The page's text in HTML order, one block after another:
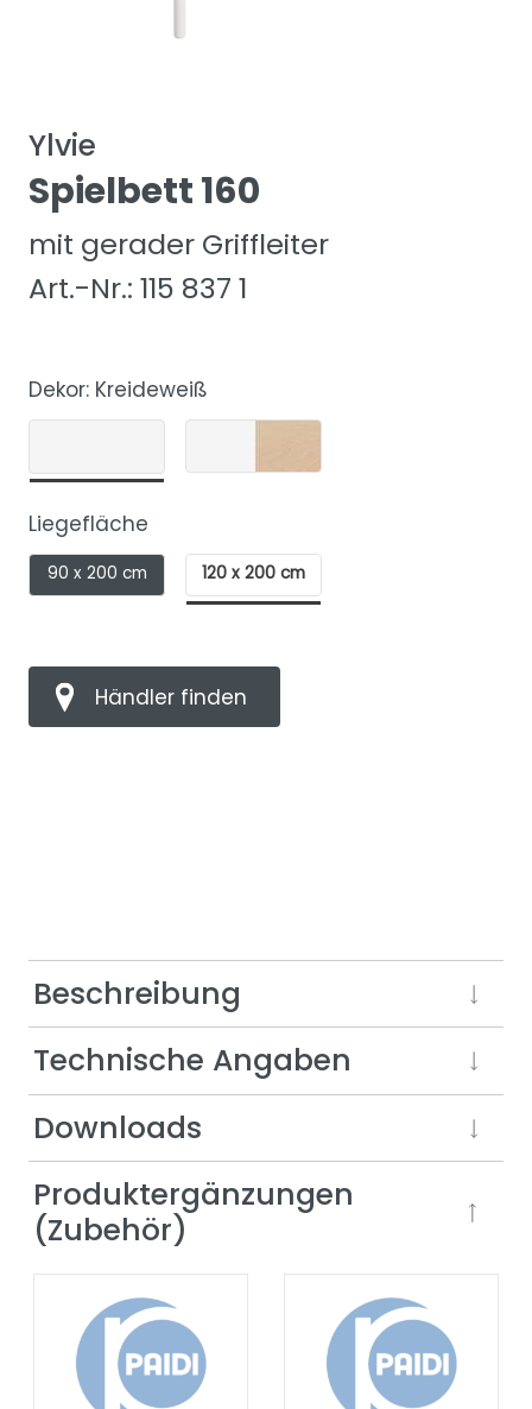
Ylvie
Spielbett 160
mit gerader Griffleiter
Art.-Nr.: 115 837 1
Dekor: Kreideweiß
Liegefläche
90 x 200 cm 120 x 200 cm
Händler finden
Beschreibung
Technische Angaben
Downloads
Produktergänzungen
(Zubehör)